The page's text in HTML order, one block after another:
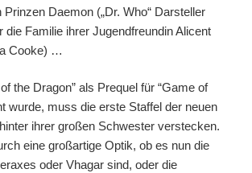
Prinzen Daemon („Dr. Who“ Darsteller
die Familie ihrer Jugendfreundin Alicent
Cooke) …
the Dragon” als Prequel für “Game of
wurde, muss die erste Staffel der neuen
ihrer großen Schwester verstecken.
eine großartige Optik, ob es nun die
oder Vhagar sind, oder die